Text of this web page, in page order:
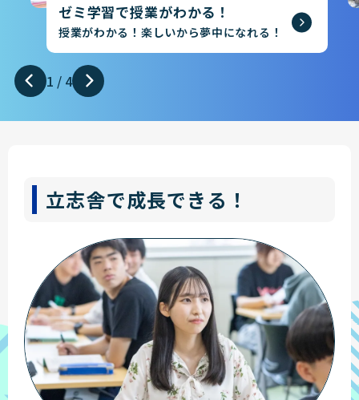
ゼミ学習で授業がわかる！
授業がわかる！楽しいから夢中になれる！
1 / 4
立志舎で成長できる！